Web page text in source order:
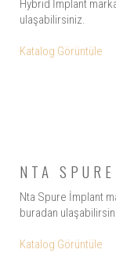
Hybrid İmplant
ulaşabilirsiniz.
Katalog Görüntüle
NTA
Nta Spure İmplant
buradan
Katalog Görüntüle